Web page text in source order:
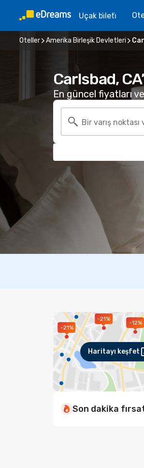
Uçak bi̇leti̇
Oteller Amerika Birleşik Devletleri
Carlsbad,
En güncel fiyatları
Bir varış noktası
-21%
-21%
-12%
Haritayı keşfet
Son dakika